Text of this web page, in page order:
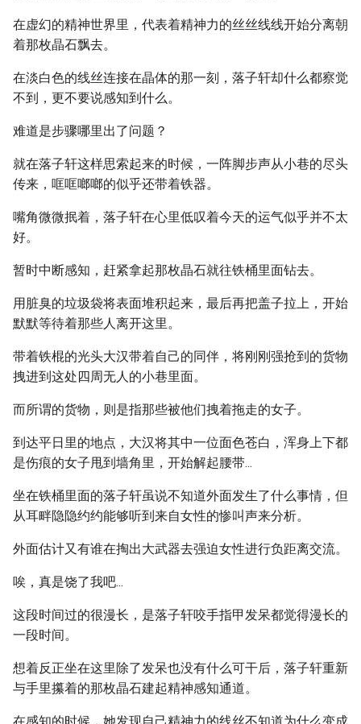
在虚幻的精神世界里，代表着精神力的丝丝线线开始分离朝
着那枚晶石飘去。
在淡白色的线丝连接在晶体的那一刻，落子轩却什么都察觉
不到，更不要说感知到什么。
难道是步骤哪里出了问题？
就在落子轩这样思索起来的时候，一阵脚步声从小巷的尽头
传来，哐哐啷啷的似乎还带着铁器。
嘴角微微抿着，落子轩在心里低叹着今天的运气似乎并不太
好。
暂时中断感知，赶紧拿起那枚晶石就往铁桶里面钻去。
用脏臭的垃圾袋将表面堆积起来，最后再把盖子拉上，开始
默默等待着那些人离开这里。
带着铁棍的光头大汉带着自己的同伴，将刚刚强抢到的货物
拽进到这处四周无人的小巷里面。
而所谓的货物，则是指那些被他们拽着拖走的女子。
到达平日里的地点，大汉将其中一位面色苍白，浑身上下都
是伤痕的女子甩到墙角里，开始解起腰带...
坐在铁桶里面的落子轩虽说不知道外面发生了什么事情，但
从耳畔隐隐约约能够听到来自女性的惨叫声来分析。
外面估计又有谁在掏出大武器去强迫女性进行负距离交流。
唉，真是饶了我吧...
这段时间过的很漫长，是落子轩咬手指甲发呆都觉得漫长的
一段时间。
想着反正坐在这里除了发呆也没有什么可干后，落子轩重新
与手里攥着的那枚晶石建起精神感知通道。